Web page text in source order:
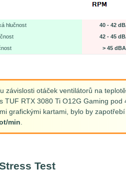
hlučnost 40 - 42
42 - 45
> 45 dBA
závislosti otáček ventilátorů na
TUF RTX 3080 Ti O12G Gaming
grafickými kartami, bylo by
min
Test